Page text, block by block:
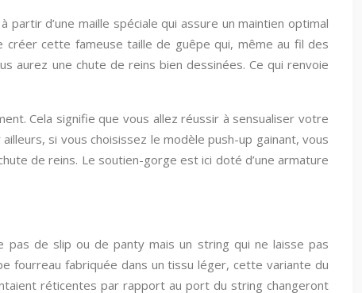
d’une maille spéciale qui assure un maintien optimal
cette fameuse taille de guêpe qui, même au fil des
aurez une chute de reins bien dessinées. Ce qui renvoie
Cela signifie que vous allez réussir à sensualiser votre
si vous choisissez le modèle push-up gainant, vous
de reins. Le soutien-gorge est ici doté d’une armature
pas de slip ou de panty mais un string qui ne laisse pas
fourreau fabriquée dans un tissu léger, cette variante du
réticentes par rapport au port du string changeront